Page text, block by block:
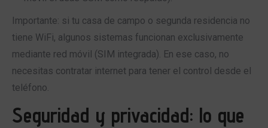
Importante: si tu casa de campo o segunda residencia no
tiene WiFi, algunos sistemas funcionan exclusivamente
mediante red móvil (SIM integrada). En ese caso, no
necesitas contratar internet para tener el control desde el
teléfono.
Seguridad y privacidad: lo que